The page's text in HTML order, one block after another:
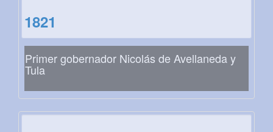
1821
Primer gobernador Nicolás de Avellaneda y
Tula